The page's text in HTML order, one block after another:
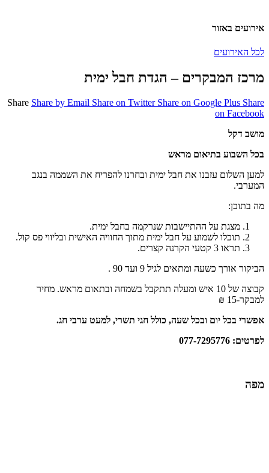
אירועים באזור
לכל האירועים
מרכז המבקרים – הגדת חבל ימית
Share Share by Email Share on Twitter Share on Google Plus Share
on Facebook
מושב דקל
בכל השבוע בתיאום מראש
למען השלום עזבנו את חבל ימית ובחרנו להפריח את השממה בנגב
המערבי.
מה בתוכן:
מצגת על ההתיישבות שנרקמה בחבל ימית.
תוכלו לשמוע על חבל ימית מתוך החוויה האישית ובליווי פס קול.
תראו 3 קטעי הקרנה קצרים.
הביקור אורך כשעה ומתאים לגיל 9 ועד 90 .
קבוצה של 10 איש ומעלה תתקבל בשמחה ובתאום מראש. מחיר
למבקר-15 ₪
אפשרי בכל יום ובכל שעה, כולל חגי תשרי, למעט ערבי חג.
לפרטים: 077-7295776
מפה